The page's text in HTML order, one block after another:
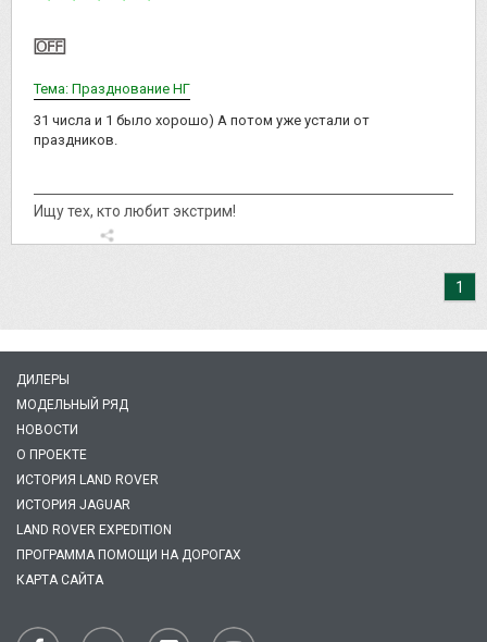
Тема: Празднование НГ
31 числа и 1 было хорошо) А потом уже устали от
праздников.
Ищу тех, кто любит экстрим!
1
ДИЛЕРЫ
МОДЕЛЬНЫЙ РЯД
НОВОСТИ
О ПРОЕКТЕ
ИСТОРИЯ LAND ROVER
ИСТОРИЯ JAGUAR
LAND ROVER EXPEDITION
ПРОГРАММА ПОМОЩИ НА ДОРОГАХ
КАРТА САЙТА